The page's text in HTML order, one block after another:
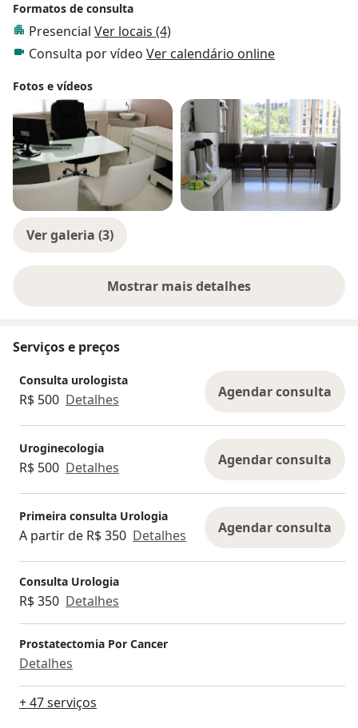
Formatos de consulta
Presencial Ver locais (4)
Consulta por vídeo Ver calendário online
Fotos e vídeos
Ver galeria (3)
Mostrar mais detalhes
sobre a experiência
Serviços e preços
Consulta urologista
R$ 500 Detalhes Agendar consulta
Uroginecologia
R$ 500 Detalhes Agendar consulta
Primeira consulta Urologia
A partir de R$ 350 Detalhes Agendar consulta
Consulta Urologia
R$ 350 Detalhes
Prostatectomia Por Cancer
Detalhes
+ 47 serviços